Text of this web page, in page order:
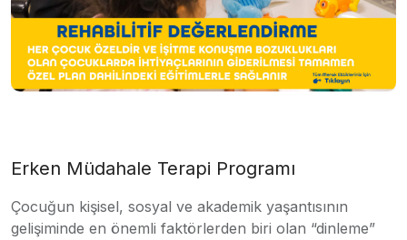
Erken Müdahale Terapi Programı
Çocuğun kişisel, sosyal ve akademik yaşantısının
gelişiminde en önemli faktörlerden biri olan “dinleme”